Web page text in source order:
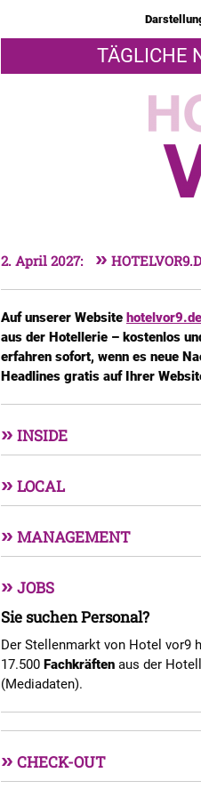
TÄGLICHE
2. April 2027: »
Auf unserer Website hotelvor9.de
aus der Hotellerie – kostenlos
erfahren sofort, wenn es neue
Headlines gratis auf Ihrer
» INSIDE
» LOCAL
» MANAGEMENT
» JOBS
Sie suchen Personal?
Der Stellenmarkt von Hotel vor9
17.500 Fachkräften aus der
(Mediadaten).
» CHECK-OUT